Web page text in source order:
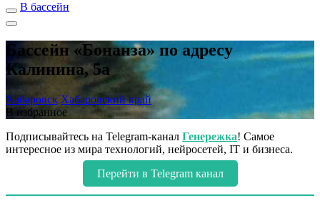
В бассейн
Бассейн «Бонанза» по адресу
Калинина, 5а
Хабаровск Хабаровский край
В избранное
Подписывайтесь на Telegram-канал Генережка! Самое
интересное из мира технологий, нейросетей, IT и бизнеса.
Перейти в Telegram канал